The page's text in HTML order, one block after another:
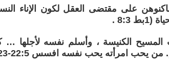
ساكنوهن على مقتضى العقل لكون الإناء
8:3 .
المسيح الكنيسة ، وأسلم نفسه لأجلها
يحب امرأته يحب نفسه افسس 22:5-23